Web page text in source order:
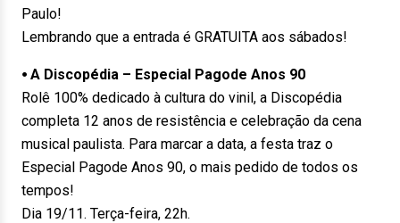
Paulo!
Lembrando que a entrada é GRATUITA aos sábados!
⦁ A Discopédia – Especial Pagode Anos 90
Rolê 100% dedicado à cultura do vinil, a Discopédia
completa 12 anos de resistência e celebração da cena
musical paulista. Para marcar a data, a festa traz o
Especial Pagode Anos 90, o mais pedido de todos os
tempos!
Dia 19/11. Terça-feira, 22h.